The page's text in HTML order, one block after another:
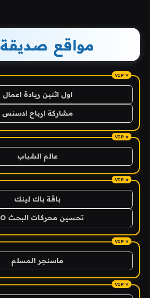
مواقع صديقة
اول اثنين ريادة اعمال
مشاركة ارباح ادسنس
عالم الشباب
باقة باك لينك
تحسين محركات البحث SEO
ماسنجر المسلم